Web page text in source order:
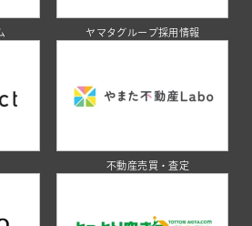
ヤマタグループ採用情報
不動産売買・査定